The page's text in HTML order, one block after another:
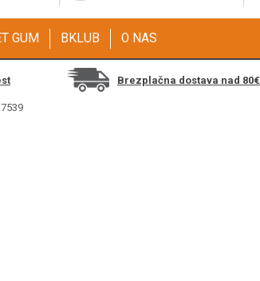
GUM BKLUB O NAS
Brezplačna dostava nad 80€